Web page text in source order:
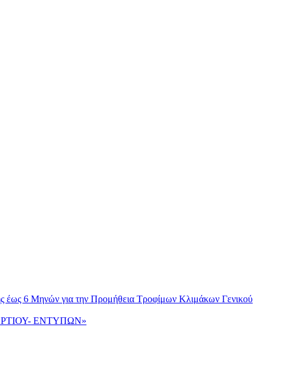
έως 6 Μηνών για την Προμήθεια Τροφίμων Κλιμάκων Γενικού
ΕΝΤΥΠΩΝ»